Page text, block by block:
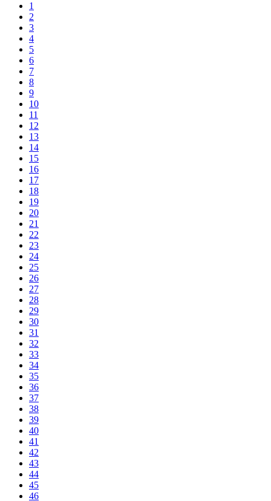
1
2
3
4
5
6
7
8
9
10
11
12
13
14
15
16
17
18
19
20
21
22
23
24
25
26
27
28
29
30
31
32
33
34
35
36
37
38
39
40
41
42
43
44
45
46